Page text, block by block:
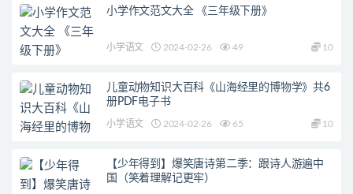
小学作文范文大全 《三年级下册》
小学语文 2024-02-26 49 10
儿童动物知识大百科《山海经里的博物学》共6
册PDF电子书
小学语文 2024-02-26 65 10
【少年得到】爆笑唐诗第二季：跟诗人游遍中
国（笑着理解记更牢）